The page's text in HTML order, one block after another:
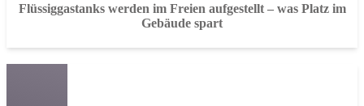
Flüssiggastanks werden im Freien aufgestellt – was Platz im
Gebäude spart